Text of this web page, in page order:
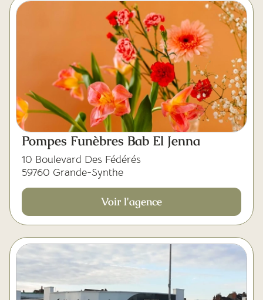
Pompes Funèbres Bab El Jenna
10 Boulevard Des Fédérés
59760 Grande-Synthe
Voir l'agence